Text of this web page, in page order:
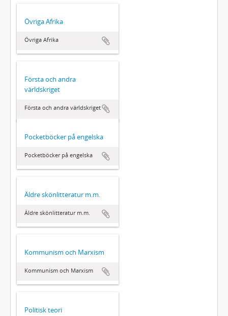
Övriga Afrika
Övriga Afrika
Första och andra
världskriget
Första och andra världskriget
Pocketböcker på engelska
Pocketböcker på engelska
Äldre skönlitteratur m.m.
Äldre skönlitteratur m.m.
Kommunism och Marxism
Kommunism och Marxism
Politisk teori